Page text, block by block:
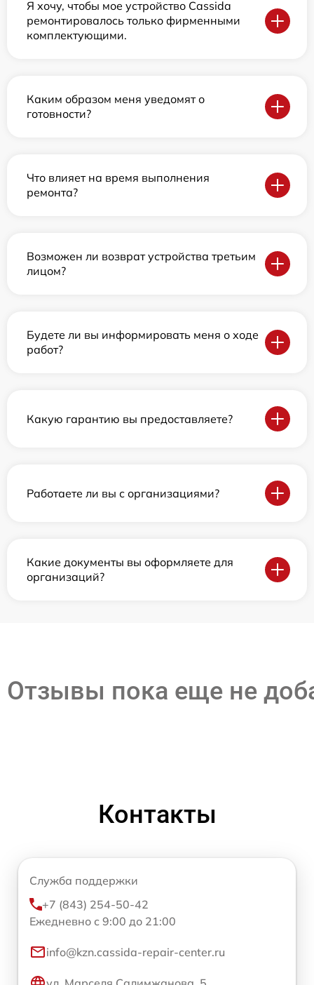
Я хочу, чтобы мое устройство Cassida
ремонтировалось только фирменными
комплектующими.
Каким образом меня уведомят о
готовности?
Что влияет на время выполнения
ремонта?
Возможен ли возврат устройства третьим
лицом?
Будете ли вы информировать меня о ходе
работ?
Какую гарантию вы предоставляете?
Работаете ли вы с организациями?
Какие документы вы оформляете для
организаций?
Отзывы пока еще не
Контакты
Служба поддержки
+7 (843) 254-50-42
Ежедневно с 9:00 до 21:00
info@kzn.cassida-repair-center.ru